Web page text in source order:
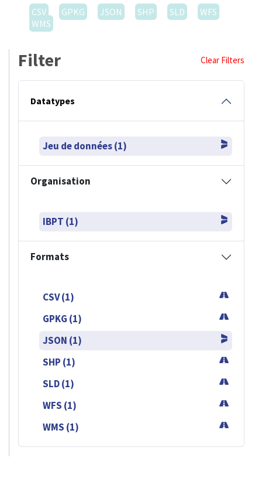
CSV
GPKG JSON SHP SLD
WFS
WMS
Filter Clear Filters
Datatypes
Jeu de données (1)
Organisation
IBPT (1)
Formats
CSV (1)
GPKG (1)
JSON (1)
SHP (1)
SLD (1)
WFS (1)
WMS (1)